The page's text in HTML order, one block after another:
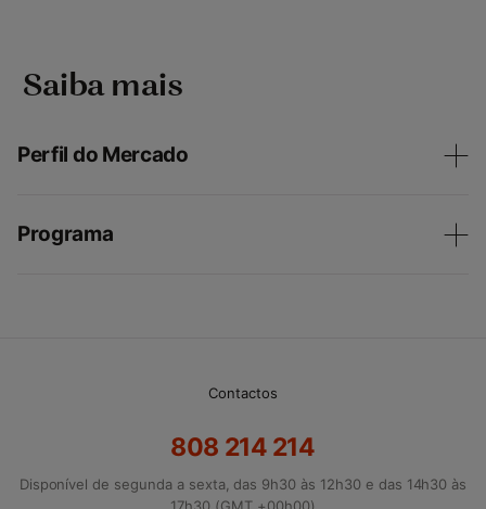
‎ Saiba mais
Perfil do Mercado
Programa
Contactos
808 214 214
Disponível de segunda a sexta, das 9h30 às 12h30 e das 14h30 às